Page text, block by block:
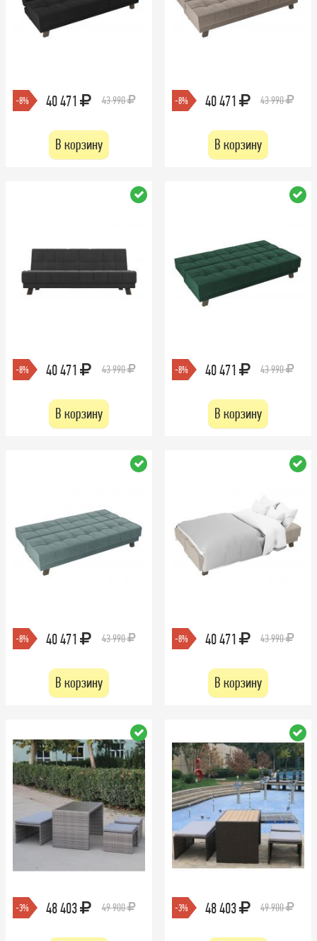
-8% 40 471 43 990
В корзину
-8% 40 471 43 990
В корзину
-8% 40 471 43 990
В корзину
-8% 40 471 43 990
В корзину
-8% 40 471 43 990
В корзину
-8% 40 471 43 990
В корзину
-3% 48 403 49 900 -3% 48 403 49 900